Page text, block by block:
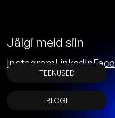
Jälgi meid siin
InstagramLinkedIn
TEENUSED
BLOGI